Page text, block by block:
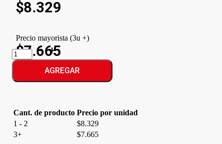
$8.329
Precio mayorista (3u +)
$7.665
BOLS
VODKA
SAB.
RASPBERRY
cantidad
AGREGAR
Cant. de producto Precio por unidad
1 - 2
$8.329
3+
$7.665